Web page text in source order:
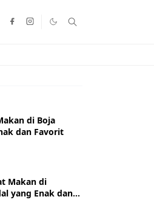
di Boja
dan Favorit
Makan di
yang Enak dan